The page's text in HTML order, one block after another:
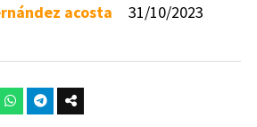
31/10/2023
acosta